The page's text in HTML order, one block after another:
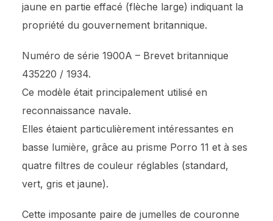
jaune en partie effacé (flèche large) indiquant la
propriété du gouvernement britannique.
Numéro de série 1900A – Brevet britannique
435220 / 1934.
Ce modèle était principalement utilisé en
reconnaissance navale.
Elles étaient particulièrement intéressantes en
basse lumière, grâce au prisme Porro 11 et à ses
quatre filtres de couleur réglables (standard,
vert, gris et jaune).
Cette imposante paire de jumelles de couronne